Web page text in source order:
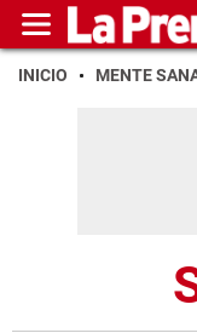
INICIO MENTE